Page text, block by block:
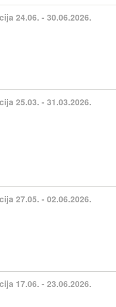
24.06. - 30.06.2026.
25.03. - 31.03.2026.
27.05. - 02.06.2026.
17.06. - 23.06.2026.